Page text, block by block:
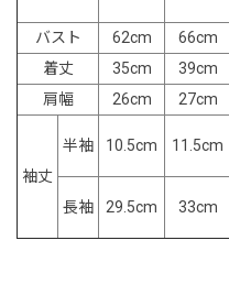
バスト 62cm 66cm
着丈
35cm 39cm
肩幅
26cm 27cm
袖丈
半袖 10.5cm 11.5cm
長袖 29.5cm 33cm